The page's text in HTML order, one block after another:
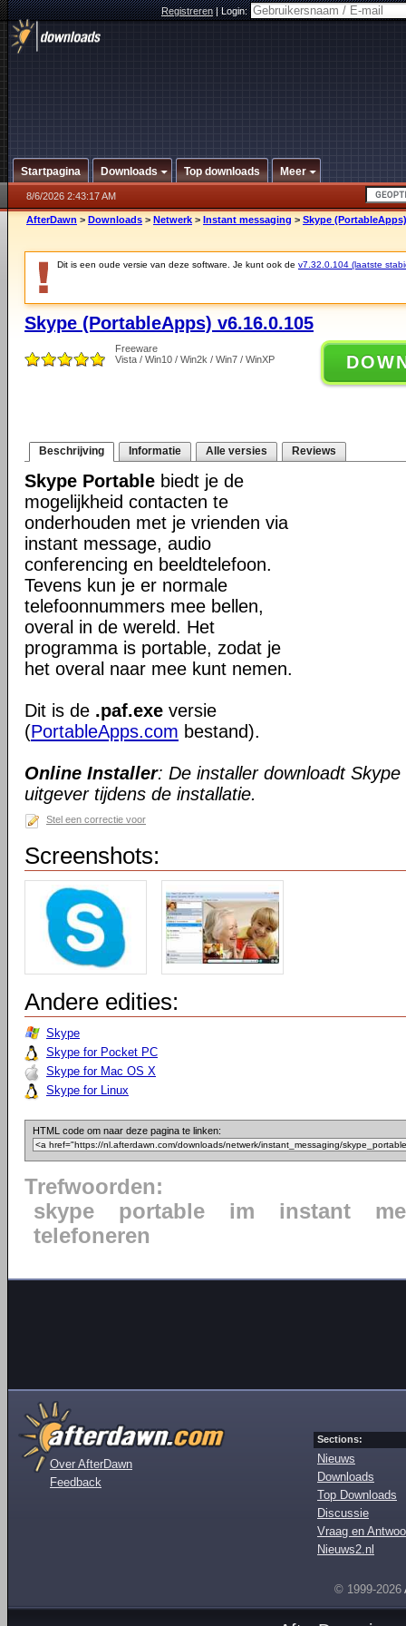
Registreren|Login:
Startpagina Downloads Top downloads Meer
8/6/2026 2:43:17 AM
AfterDawn > Downloads > Netwerk > Instant messaging > Skype
Dit is een oude versie van deze software. Je kunt ook de v7.32.0.104 (laatste
Skype (PortableApps) v6.16.0.105
Freeware
Vista / Win10 / Win2k / Win7 / WinXP
Beschrijving Informatie Alle versies Reviews
Skype Portable biedt je de
mogelijkheid contacten te
onderhouden met je vrienden via
instant message, audio
conferencing en beeldtelefoon.
Tevens kun je er normale
telefoonnummers mee bellen,
overal in de wereld. Het
programma is portable, zodat je
het overal naar mee kunt nemen.
Dit is de .paf.exe versie
(PortableApps.com bestand).
Online Installer: De installer downloadt
uitgever tijdens de installatie.
Stel een correctie voor
Screenshots:
Andere edities:
Skype
Skype for Pocket PC
Skype for Mac OS X
Skype for Linux
HTML code om naar deze pagina te linken:
Trefwoorden:
skype
portable im instant
telefoneren
Over AfterDawn
Feedback
Sections:
Nieuws
Downloads
Top Downloads
Discussie
Vraag en
Nieuws2.nl
© 1999-2026